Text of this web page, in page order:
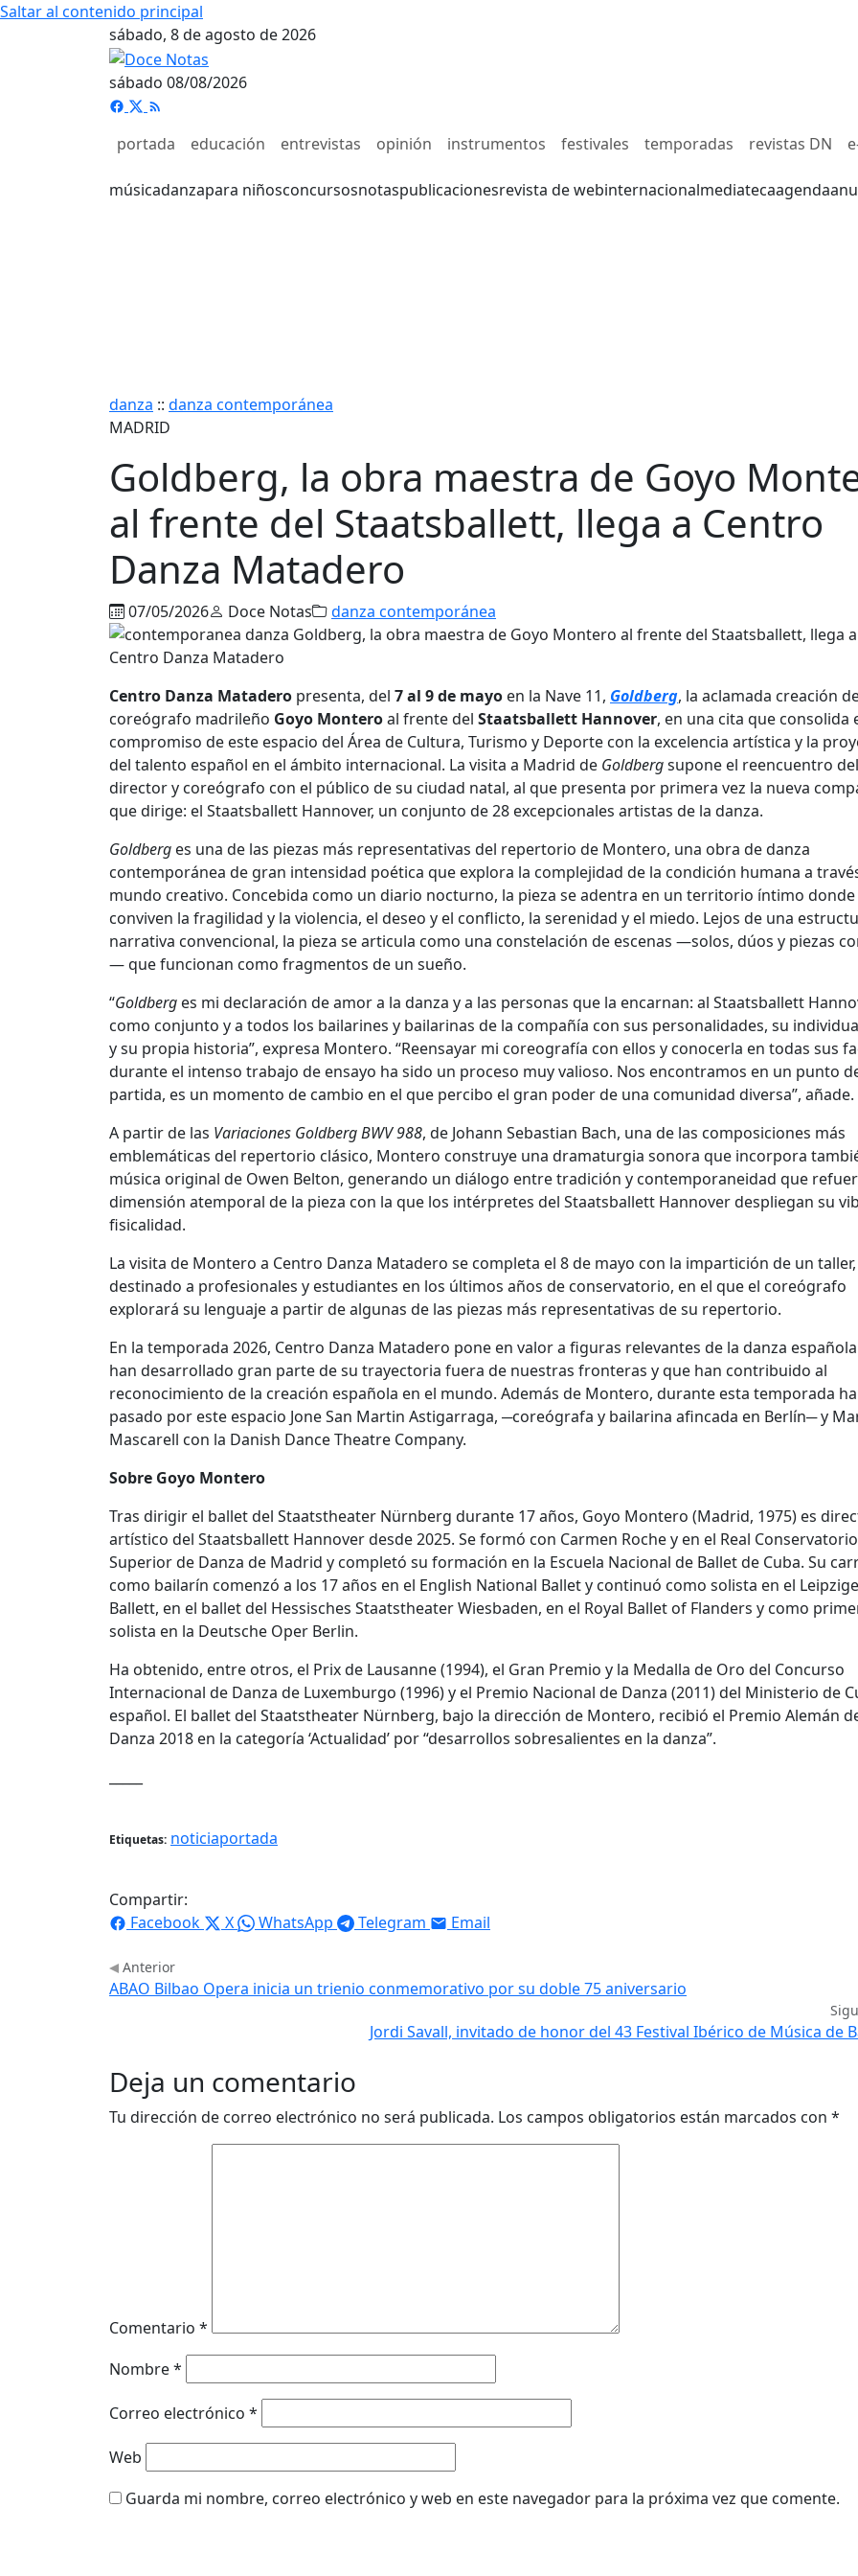
Saltar al contenido principal
sábado, 8 de agosto de 2026
sábado 08/08/2026
portada educación entrevistas opinión instrumentos festivales temporadas revistas DN
músicadanzapara niñosconcursosnotaspublicacionesrevista de webinternacionalmediatecaagenda
danza :: danza contemporánea
MADRID
Goldberg, la obra maestra de Goyo
al frente del Staatsballett, llega a Centro
Danza Matadero
07/05/2026 Doce Notas danza contemporánea
Centro Danza Matadero presenta, del 7 al 9 de mayo en la Nave 11, Goldberg, la aclamada creación
coreógrafo madrileño Goyo Monteroal frente del Staatsballett Hannover, en una cita que consolida
compromiso de este espacio del Área de Cultura, Turismo y Deporte con la excelencia artística y la
del talento español en el ámbito internacional. La visita a Madrid de Goldbergsupone el reencuentro del
director y coreógrafo con el público de su ciudad natal, al que presenta por primera vez la nueva
que dirige: el Staatsballett Hannover, un conjunto de 28 excepcionales artistas de la danza.
Goldberg es una de las piezas más representativas del repertorio de Montero, una obra de danza
contemporánea de gran intensidad poética que explora la complejidad de la condición humana a
mundo creativo. Concebida como un diario nocturno, la pieza se adentra en un territorio íntimo donde
conviven la fragilidad y la violencia, el deseo y el conflicto, la serenidad y el miedo. Lejos de una
narrativa convencional, la pieza se articula como una constelación de escenas —solos, dúos y piezas
— que funcionan como fragmentos de un sueño.
“Goldberg es mi declaración de amor a la danza y a las personas que la encarnan: al Staatsballett
como conjunto y a todos los bailarines y bailarinas de la compañía con sus personalidades, su
y su propia historia”, expresa Montero. “Reensayar mi coreografía con ellos y conocerla en todas sus
durante el intenso trabajo de ensayo ha sido un proceso muy valioso. Nos encontramos en un punto
partida, es un momento de cambio en el que percibo el gran poder de una comunidad diversa”, añade.
A partir de las Variaciones Goldberg BWV 988, de Johann Sebastian Bach, una de las composiciones más
emblemáticas del repertorio clásico, Montero construye una dramaturgia sonora que incorpora
música original de Owen Belton, generando un diálogo entre tradición y contemporaneidad que
dimensión atemporal de la pieza con la que los intérpretes del Staatsballett Hannover despliegan su
fisicalidad.
La visita de Montero a Centro Danza Matadero se completa el 8 de mayo con la impartición de un taller,
destinado a profesionales y estudiantes en los últimos años de conservatorio, en el que el coreógrafo
explorará su lenguaje a partir de algunas de las piezas más representativas de su repertorio.
En la temporada 2026, Centro Danza Matadero pone en valor a figuras relevantes de la danza
han desarrollado gran parte de su trayectoria fuera de nuestras fronteras y que han contribuido al
reconocimiento de la creación española en el mundo. Además de Montero, durante esta temporada
pasado por este espacio Jone San Martin Astigarraga, ─coreógrafa y bailarina afincada en Berlín─ y
Mascarell con la Danish Dance Theatre Company.
Sobre Goyo Montero
Tras dirigir el ballet del Staatstheater Nürnberg durante 17 años, Goyo Montero (Madrid, 1975) es
artístico del Staatsballett Hannover desde 2025. Se formó con Carmen Roche y en el Real Conservatorio
Superior de Danza de Madrid y completó su formación en la Escuela Nacional de Ballet de Cuba. Su
como bailarín comenzó a los 17 años en el English National Ballet y continuó como solista en el
Ballett, en el ballet del Hessisches Staatstheater Wiesbaden, en el Royal Ballet of Flanders y como
solista en la Deutsche Oper Berlin.
Ha obtenido, entre otros, el Prix de Lausanne (1994), el Gran Premio y la Medalla de Oro del Concurso
Internacional de Danza de Luxemburgo (1996) y el Premio Nacional de Danza (2011) del Ministerio de
español. El ballet del Staatstheater Nürnberg, bajo la dirección de Montero, recibió el Premio Alemán
Danza 2018 en la categoría ‘Actualidad’ por “desarrollos sobresalientes en la danza”.
Etiquetas: noticiaportada
Compartir:
Facebook
X WhatsApp Telegram Email
Anterior
ABAO Bilbao Opera inicia un trienio conmemorativo por su doble 75 aniversario
Jordi Savall, invitado de honor del 43 Festival Ibérico de Música de
Deja un comentario
Tu dirección de correo electrónico no será publicada. Los campos obligatorios están marcados con *
Comentario *
Nombre*
Correo electrónico *
Web
Guarda mi nombre, correo electrónico y web en este navegador para la próxima vez que comente.